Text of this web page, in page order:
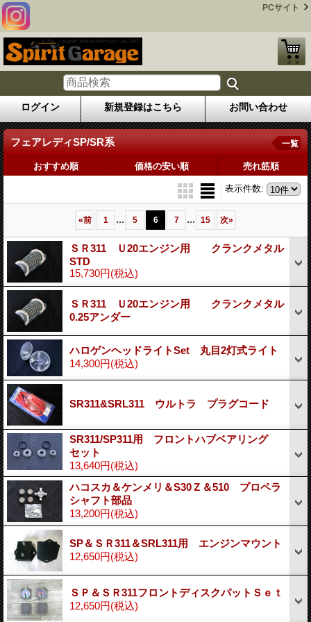
PCサイト
ログイン 新規登録はこちら お問い合わせ
フェアレディSP/SR系 一覧
おすすめ順 価格の安い順 売れ筋順
表示件数:
«前 1 ... 5 6 7 ... 15 次»
ＳＲ311 Ｕ20エンジン用 クランクメタル
STD
15,730円(税込)
ＳＲ311 Ｕ20エンジン用 クランクメタル
0.25アンダー
ハロゲンヘッドライトSet 丸目2灯式ライト
14,300円(税込)
SR311&SRL311 ウルトラ プラグコード
SR311/SP311用 フロントハブベアリング
セット
13,640円(税込)
ハコスカ＆ケンメリ＆S30Ｚ＆510 プロペラ
シャフト部品
13,200円(税込)
SP＆ＳＲ311＆SRL311用 エンジンマウント
12,650円(税込)
ＳＰ＆ＳＲ311フロントディスクパットＳｅｔ
12,650円(税込)